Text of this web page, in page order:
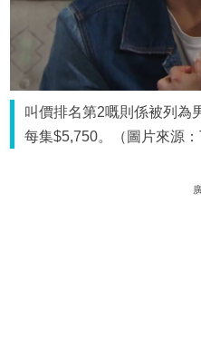
叫價排名第2嘅則係被列為
每集$5,750。（圖片來源：